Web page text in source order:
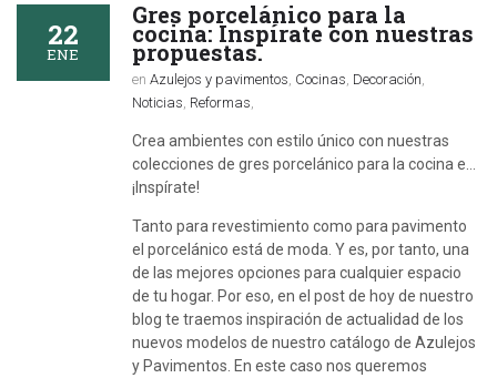
22
ENE
Gres porcelánico para la
cocina: Inspírate con nuestras
propuestas.
en Azulejos y pavimentos Cocinas Decoración
Noticias Reformas
Crea ambientes con estilo único con nuestras
colecciones de gres porcelánico para la cocina e…
¡Inspírate!
Tanto para revestimiento como para pavimento
el porcelánico está de moda. Y es, por tanto, una
de las mejores opciones para cualquier espacio
de tu hogar. Por eso, en el post de hoy de nuestro
blog te traemos inspiración de actualidad de los
nuevos modelos de nuestro catálogo de Azulejos
y Pavimentos. En este caso nos queremos